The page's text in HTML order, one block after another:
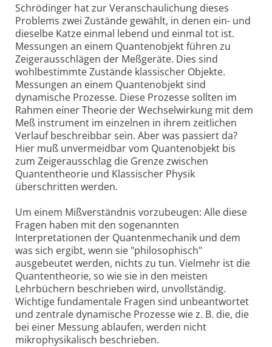
Schrödinger hat zur Veranschaulichung dieses
Problems zwei Zustände gewählt, in denen ein- und
dieselbe Katze einmal lebend und einmal tot ist.
Messungen an einem Quantenobjekt führen zu
Zeigerausschlägen der Meßgeräte. Dies sind
wohlbestimmte Zustände klassischer Objekte.
Messungen an einem Quantenobjekt sind
dynamische Prozesse. Diese Prozesse sollten im
Rahmen einer Theorie der Wechselwirkung mit dem
Meß instrument im einzelnen in ihrem zeitlichen
Verlauf beschreibbar sein. Aber was passiert da?
Hier muß unvermeidbar vom Quantenobjekt bis
zum Zeigerausschlag die Grenze zwischen
Quantentheorie und Klassischer Physik
überschritten werden.
Um einem Mißverständnis vorzubeugen: Alle diese
Fragen haben mit den sogenannten
Interpretationen der Quantenmechanik und dem
was sich ergibt, wenn sie "philosophisch"
ausgebeutet werden, nichts zu tun. Vielmehr ist die
Quantentheorie, so wie sie in den meisten
Lehrbüchern beschrieben wird, unvollständig.
Wichtige fundamentale Fragen sind unbeantwortet
und zentrale dynamische Prozesse wie z. B. die, die
bei einer Messung ablaufen, werden nicht
mikrophysikalisch beschrieben.